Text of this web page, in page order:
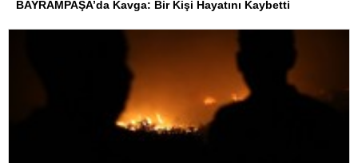
BAYRAMPAŞA’da Kavga: Bir Kişi Hayatını Kaybetti